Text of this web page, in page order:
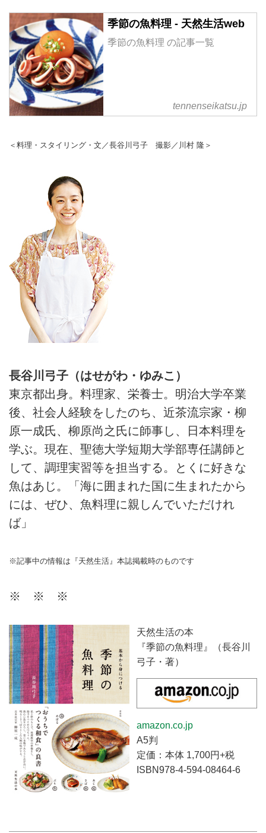
季節の魚料理 - 天然生活web
季節の魚料理 の記事一覧
tennenseikatsu.jp
＜料理・スタイリング・文／長谷川弓子 撮影／川村 隆＞
長谷川弓子（はせがわ・ゆみこ）
東京都出身。料理家、栄養士。明治大学卒業
後、社会人経験をしたのち、近茶流宗家・柳
原一成氏、柳原尚之氏に師事し、日本料理を
学ぶ。現在、聖徳大学短期大学部専任講師と
して、調理実習等を担当する。とくに好きな
魚はあじ。「海に囲まれた国に生まれたから
には、ぜひ、魚料理に親しんでいただけれ
ば」
※記事中の情報は『天然生活』本誌掲載時のものです
※ ※ ※
天然生活の本
『季節の魚料理』（長谷川
弓子・著）
amazon.co.jp
A5判
定価：本体 1,700円+税
ISBN978-4-594-08464-6